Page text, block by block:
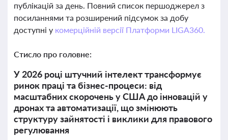
публікацій за день. Повний список першоджерел з
посиланнями та розширений підсумок за добу
доступні у комерційній версії Платформи LIGA360.
Стисло про головне:
У 2026 році штучний інтелект трансформує
ринок праці та бізнес-процеси: від
масштабних скорочень у США до інновацій у
дронах та автоматизації, що змінюють
структуру зайнятості і виклики для правового
регулювання